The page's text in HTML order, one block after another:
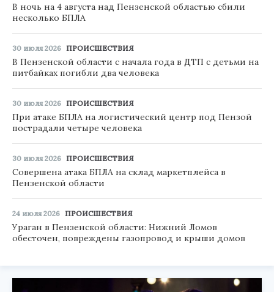
В ночь на 4 августа над Пензенской областью сбили
несколько БПЛА
30 июля 2026 ПРОИСШЕСТВИЯ
В Пензенской области с начала года в ДТП с детьми на
питбайках погибли два человека
30 июля 2026 ПРОИСШЕСТВИЯ
При атаке БПЛА на логистический центр под Пензой
пострадали четыре человека
30 июля 2026 ПРОИСШЕСТВИЯ
Совершена атака БПЛА на склад маркетплейса в
Пензенской области
24 июля 2026 ПРОИСШЕСТВИЯ
Ураган в Пензенской области: Нижний Ломов
обесточен, повреждены газопровод и крыши домов